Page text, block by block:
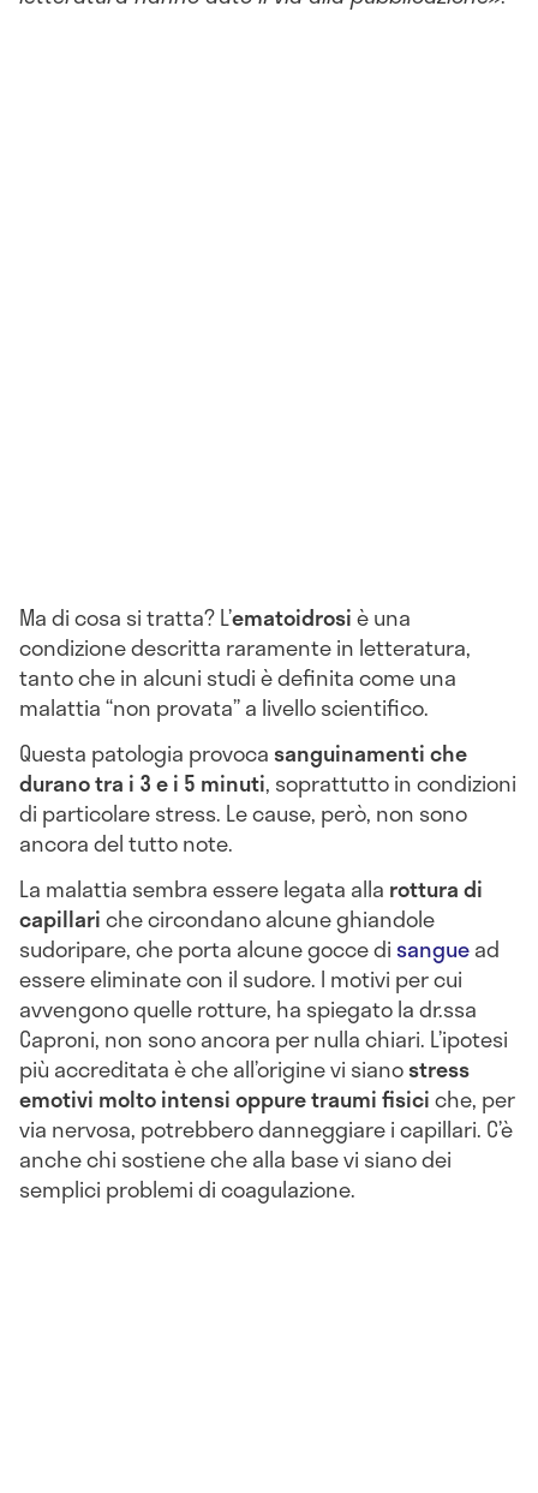
Ma di cosa si tratta? L’ematoidrosiè una
condizione descritta raramente in letteratura,
tanto che in alcuni studi è definita come una
malattia “non provata” a livello scientifico.
Questa patologia provocasanguinamenti che
durano tra i 3 e i 5 minuti, soprattutto in condizioni
di particolare stress. Le cause, però, non sono
ancora del tutto note.
La malattia sembra essere legata alla rottura di
capillariche circondano alcune ghiandole
sudoripare, che porta alcune gocce di sanguead
essere eliminate con il sudore. I motivi per cui
avvengono quelle rotture, ha spiegato la dr.ssa
Caproni, non sono ancora per nulla chiari. L’ipotesi
più accreditata è che all’origine vi sianostress
emotivi molto intensi oppure traumi fisiciche, per
via nervosa, potrebbero danneggiare i capillari. C’è
anche chi sostiene che alla base vi siano dei
semplici problemi di coagulazione.